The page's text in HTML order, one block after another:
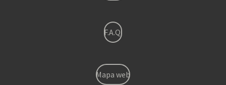
F.A.Q.
Mapa web